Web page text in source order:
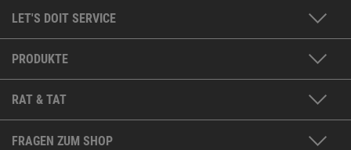
LET'S DOIT SERVICE
PRODUKTE
RAT & TAT
FRAGEN ZUM SHOP